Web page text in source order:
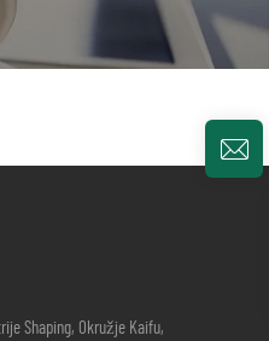
Shaping, Okružje Kaifu,